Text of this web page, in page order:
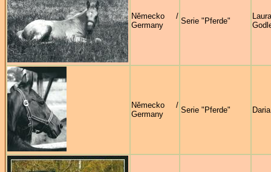
Německo /
Germany
Serie "Pferde"
Laura
Německo /
Germany
Serie "Pferde"